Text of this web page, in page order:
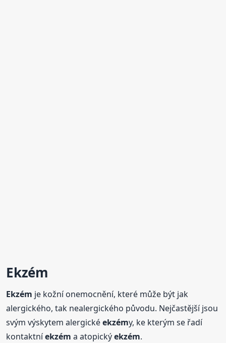
Ekzém
Ekzém je kožní onemocnění, které může být jak
alergického, tak nealergického původu. Nejčastější jsou
svým výskytem alergickéekzémy, ke kterým se řadí
kontaktníekzém a atopickýekzém.